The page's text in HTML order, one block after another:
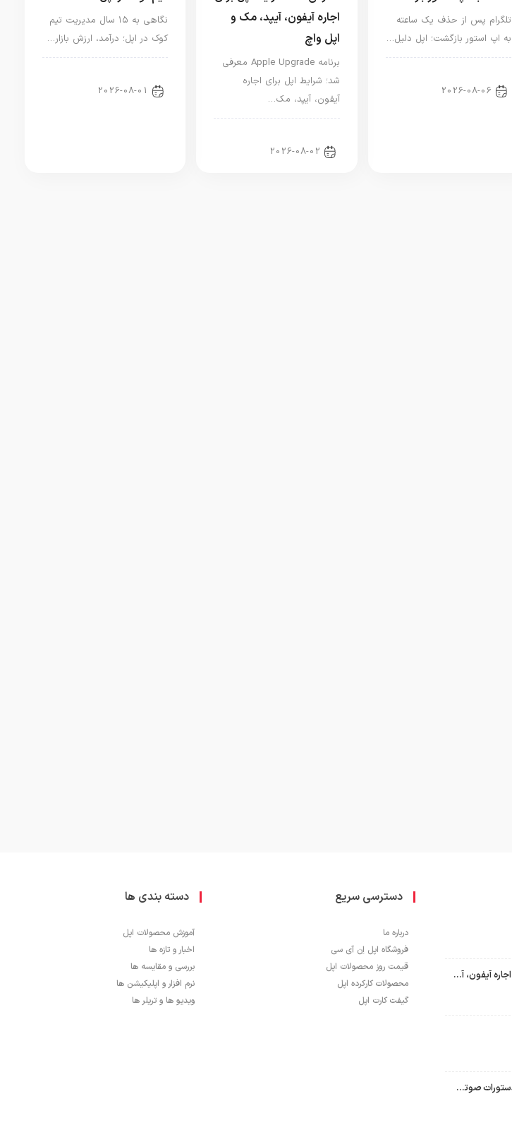
تلگرام پس از حذف یک ساعته
به اپ استور بازگشت؛ اپل دلیل…
2026-08-06
اجاره آیفون، آیپد، مک و
اپل واچ
برنامه Apple Upgrade معرفی
شد؛ شرایط اپل برای اجاره
آیفون، آیپد، مک…
2026-08-02
نگاهی به ۱۵ سال مدیریت تیم
کوک در اپل؛ درآمد، ارزش بازار…
2026-08-01
برنامه Apple Upgrade معرفی شد؛ شرایط اپل برای اجاره آیفون، آیپد، مک و اپل واچ
نسخه مک گوگل Gemini با قابلیت تحلیل صفحه و دستورات صوتی در به‌روزرسانی جدید
دسترسی سریع
درباره ما
فروشگاه اپل اِن آی سی
قیمت روز محصولات اپل
محصولات کارکرده اپل
گیفت کارت اپل
دسته بندی ها
آموزش محصولات اپل
اخبار و تازه ها
بررسی و مقایسه ها
نرم افزار و اپلیکیشن ها
ویدیو ها و تریلر ها